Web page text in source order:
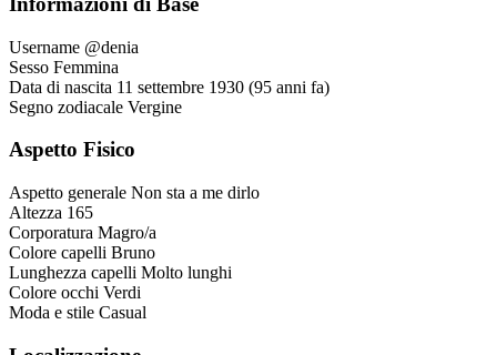
Username @denia
Sesso Femmina
Data di nascita 11 settembre 1930 (95 anni fa)
Segno zodiacale Vergine
Aspetto Fisico
Aspetto generale Non sta a me dirlo
Altezza 165
Corporatura Magro/a
Colore capelli Bruno
Lunghezza capelli Molto lunghi
Colore occhi Verdi
Moda e stile Casual